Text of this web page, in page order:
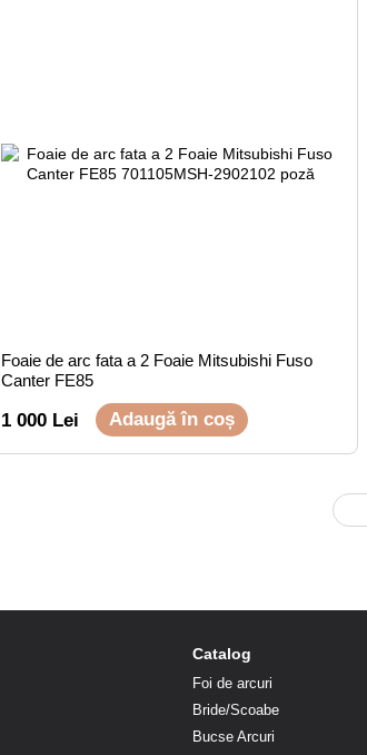
Foaie de arc fata a 2 Foaie Mitsubishi Fuso
Canter FE85
1 000 Lei Adaugă în coș
Catalog
Foi de arcuri
Bride/Scoabe
Bucse Arcuri